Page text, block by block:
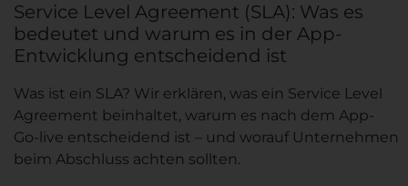
Service Level Agreement (SLA): Was es
bedeutet und warum es in der App-
Entwicklung entscheidend ist
Was ist ein SLA? Wir erklären, was ein Service Level
Agreement beinhaltet, warum es nach dem App-
Go-live entscheidend ist – und worauf Unternehmen
beim Abschluss achten sollten.